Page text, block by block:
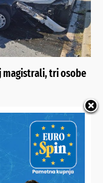
magistrali, tri osobe